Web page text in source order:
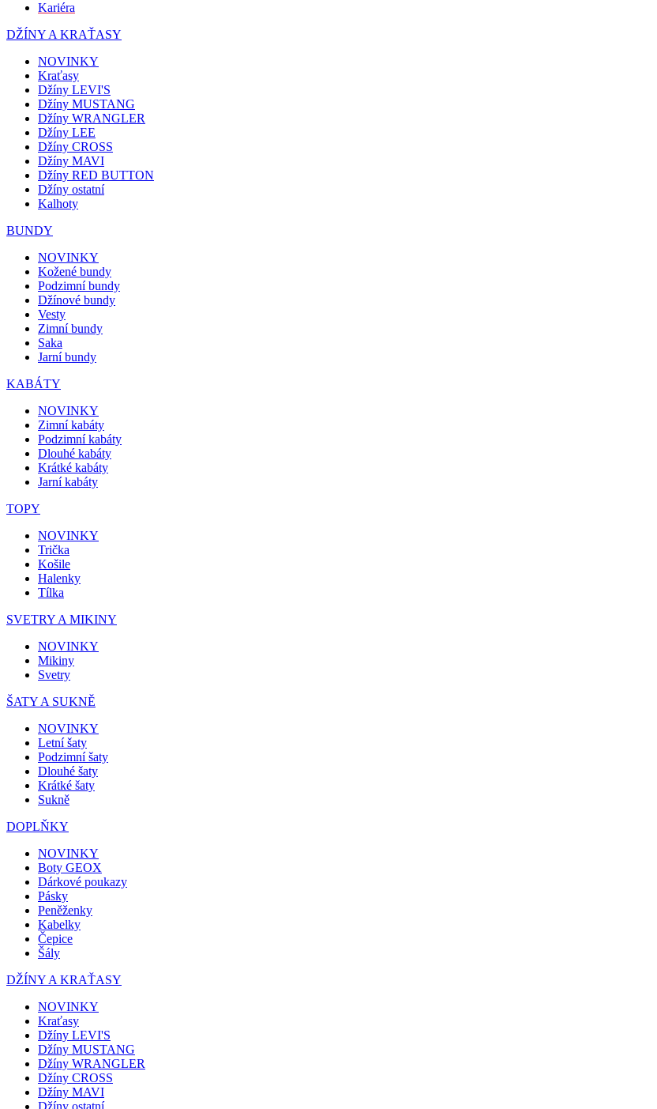
Kariéra
DŽÍNY A KRAŤASY
NOVINKY
Kraťasy
Džíny LEVI'S
Džíny MUSTANG
Džíny WRANGLER
Džíny LEE
Džíny CROSS
Džíny MAVI
Džíny RED BUTTON
Džíny ostatní
Kalhoty
BUNDY
NOVINKY
Kožené bundy
Podzimní bundy
Džínové bundy
Vesty
Zimní bundy
Saka
Jarní bundy
KABÁTY
NOVINKY
Zimní kabáty
Podzimní kabáty
Dlouhé kabáty
Krátké kabáty
Jarní kabáty
TOPY
NOVINKY
Trička
Košile
Halenky
Tílka
SVETRY A MIKINY
NOVINKY
Mikiny
Svetry
ŠATY A SUKNĚ
NOVINKY
Letní šaty
Podzimní šaty
Dlouhé šaty
Krátké šaty
Sukně
DOPLŇKY
NOVINKY
Boty GEOX
Dárkové poukazy
Pásky
Peněženky
Kabelky
Čepice
Šály
DŽÍNY A KRAŤASY
NOVINKY
Kraťasy
Džíny LEVI'S
Džíny MUSTANG
Džíny WRANGLER
Džíny CROSS
Džíny MAVI
Džíny ostatní